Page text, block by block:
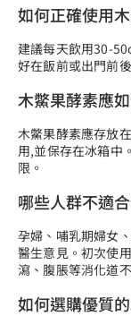
如何正確使用
建議每天飲用30-
好在飯前或出門前
木鱉果酵素應
木鱉果酵素應存放
用,並保存在冰箱中
限。
哪些人群不適
孕婦、哺乳期婦女
醫生意見。初次使
瀉、腹脹等消化道
如何選購優質